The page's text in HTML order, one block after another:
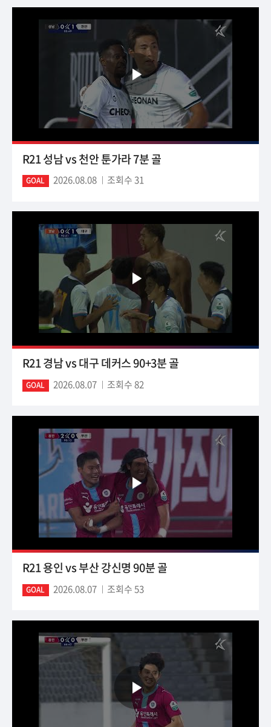
R21 성남 vs 천안 툰가라 7분 골
GOAL 2026.08.08 조회수 31
R21 경남 vs 대구 데커스 90+3분 골
GOAL 2026.08.07 조회수 82
R21 용인 vs 부산 강신명 90분 골
GOAL 2026.08.07 조회수 53